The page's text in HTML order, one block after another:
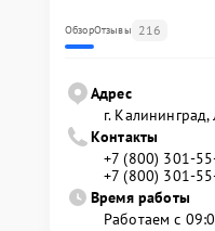
ОбзорОтзывы 216
Адрес
г.
Контакты
+7 (800) 301-
+7 (800) 301-
Время работы
Работаем с